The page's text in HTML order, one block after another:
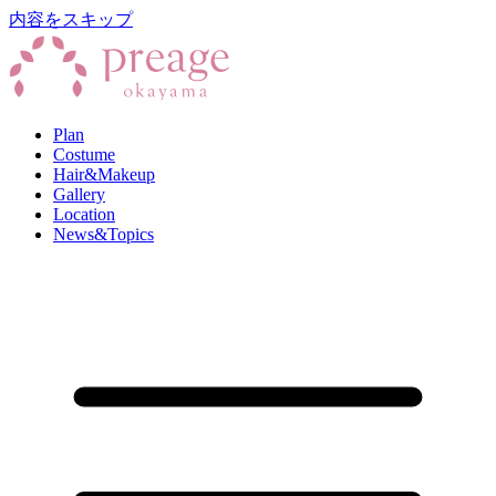
内容をスキップ
Plan
Costume
Hair&Makeup
Gallery
Location
News&Topics